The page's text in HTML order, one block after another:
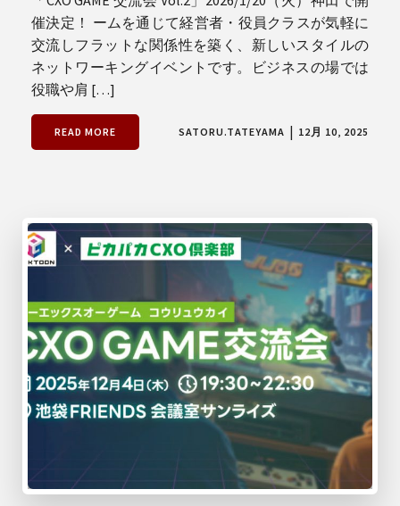
催決定！ ームを通じて経営者・役員クラスが気軽に
交流しフラットな関係性を築く、新しいスタイルの
ネットワーキングイベントです。ビジネスの場では
役職や肩 […]
READ MORE SATORU.TATEYAMA | 12月 10, 2025